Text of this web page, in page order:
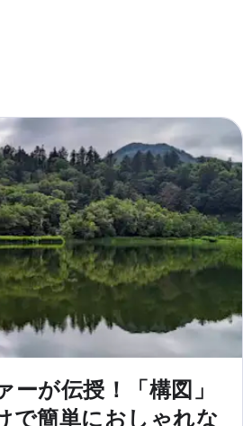
ーが伝授！「構図」
で簡単におしゃれな